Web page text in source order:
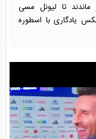
تا لیونل مسی
یادگاری با اسطوره